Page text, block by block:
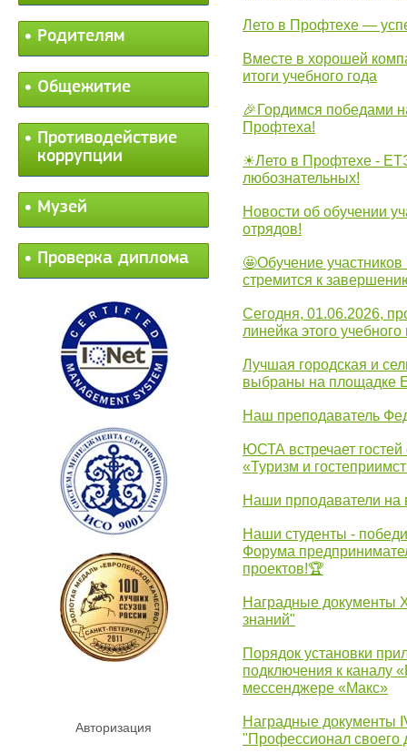
Родителям
Общежитие
Противодействие
коррупции
Музей
Проверка диплома
Авторизация
Лето в Профтехе —
Вместе в хорошей
итоги учебного года
🎉Гордимся победами
Профтеха!
☀Лето в Профтехе -
любознательных!
Новости об обучении
отрядов!
🤩Обучение участников
стремится к
Сегодня, 01.06.2026,
линейка этого учебного
Лучшая городская и
выбраны на площадке
Наш преподаватель
ЮСТА встречает гостей
«Туризм и
Наши прподаватели
Наши студенты -
Форума
проектов!🏆
Наградные документы
знаний"
Порядок установки
подключения к каналу
мессенджере «Макс»
Наградные документы
"Профессионал своего